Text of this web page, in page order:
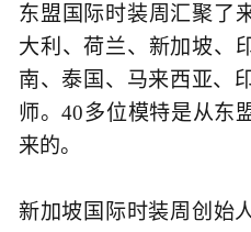
东盟国际时装周汇聚了
大利、荷兰、新加坡、
南、泰国、马来西亚、
师。40多位模特是从东
来的。
新加坡国际时装周创始